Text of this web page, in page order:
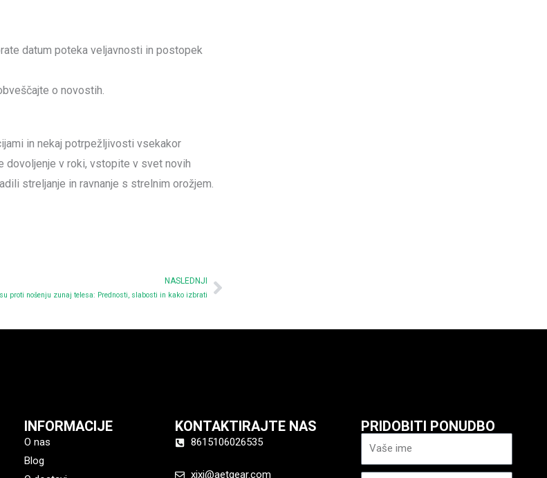
datum poteka veljavnosti in postopek
o novostih.
in nekaj potrpežljivosti vsekakor
dovoljenje v roki, vstopite v svet novih
streljanje in ravnanje s strelnim orožjem.
NASLEDNJI
proti nošenju zunaj telesa: Prednosti, slabosti in kako izbrati
Next
INFORMACIJE
O nas
Blog
KONTAKTIRAJTE NAS
8615106026535
xixi@aetgear.com
PRIDOBITI PONUDBO
Ime